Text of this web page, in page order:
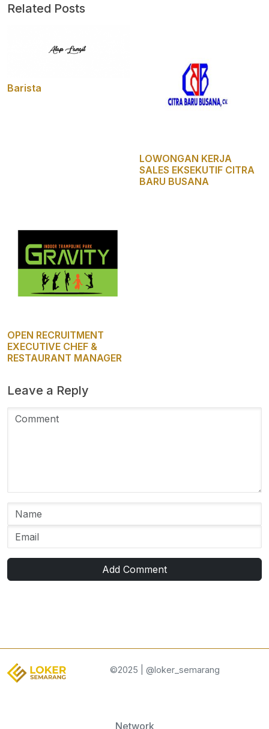
Related Posts
Barista
LOWONGAN KERJA
SALES EKSEKUTIF CITRA
BARU BUSANA
OPEN RECRUITMENT
EXECUTIVE CHEF &
RESTAURANT MANAGER
Leave a Reply
Add Comment
©2025 | @loker_semarang
Network